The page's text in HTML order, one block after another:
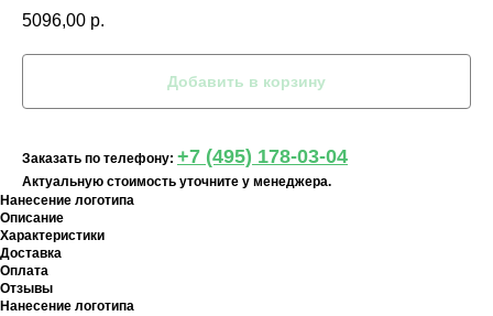
5096,00 р.
Добавить в корзину
Заказать по телефону: +7 (495) 178-03-04
Актуальную стоимость уточните у менеджера.
Нанесение логотипа
Описание
Характеристики
Доставка
Оплата
Отзывы
Нанесение логотипа